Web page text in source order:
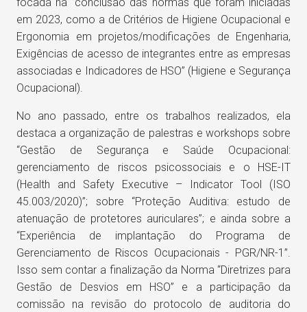
em 2023, como a de Critérios de Higiene Ocupacional e
Ergonomia em projetos/modificações de Engenharia,
Exigências de acesso de integrantes entre as empresas
associadas e Indicadores de HSO” (Higiene e Segurança
Ocupacional).
No ano passado, entre os trabalhos realizados, ela
destaca a organização de palestras e workshops sobre
“Gestão de Segurança e Saúde Ocupacional:
gerenciamento de riscos psicossociais e o HSE-IT
(Health and Safety Executive – Indicator Tool (ISO
45.003/2020)”; sobre “Proteção Auditiva: estudo de
atenuação de protetores auriculares”; e ainda sobre a
“Experiência de implantação do Programa de
Gerenciamento de Riscos Ocupacionais - PGR/NR-1”.
Isso sem contar a finalização da Norma “Diretrizes para
Gestão de Desvios em HSO” e a participação da
comissão na revisão do protocolo de auditoria do